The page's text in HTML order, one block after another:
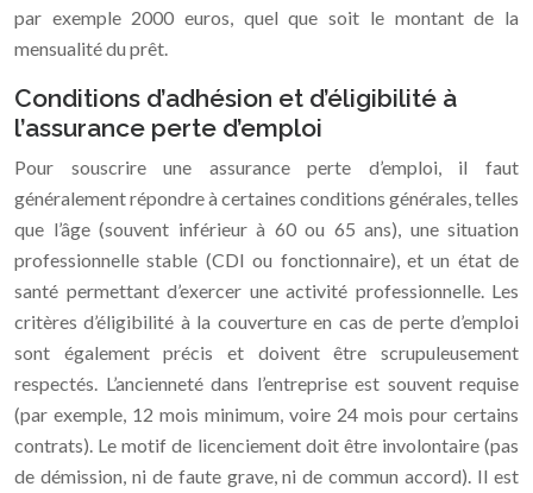
par exemple 2000 euros, quel que soit le montant de la
mensualité du prêt.
Conditions d’adhésion et d’éligibilité à
l’assurance perte d’emploi
Pour souscrire une assurance perte d’emploi, il faut
généralement répondre à certaines conditions générales, telles
que l’âge (souvent inférieur à 60 ou 65 ans), une situation
professionnelle stable (CDI ou fonctionnaire), et un état de
santé permettant d’exercer une activité professionnelle. Les
critères d’éligibilité à la couverture en cas de perte d’emploi
sont également précis et doivent être scrupuleusement
respectés. L’ancienneté dans l’entreprise est souvent requise
(par exemple, 12 mois minimum, voire 24 mois pour certains
contrats). Le motif de licenciement doit être involontaire (pas
de démission, ni de faute grave, ni de commun accord). Il est